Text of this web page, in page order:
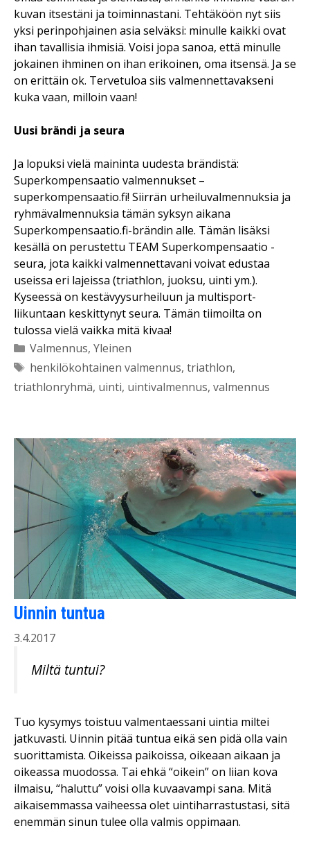
kuvan itsestäni ja toiminnastani. Tehtäköön nyt siis
yksi perinpohjainen asia selväksi: minulle kaikki ovat
ihan tavallisia ihmisiä. Voisi jopa sanoa, että minulle
jokainen ihminen on ihan erikoinen, oma itsensä. Ja se
on erittäin ok. Tervetuloa siis valmennettavakseni
kuka vaan, milloin vaan!
Uusi brändi ja seura
Ja lopuksi vielä maininta uudesta brändistä:
Superkompensaatio valmennukset –
superkompensaatio.fi! Siirrän urheiluvalmennuksia ja
ryhmävalmennuksia tämän syksyn aikana
Superkompensaatio.fi-brändin alle. Tämän lisäksi
kesällä on perustettu TEAM Superkompensaatio -
seura, jota kaikki valmennettavani voivat edustaa
useissa eri lajeissa (triathlon, juoksu, uinti ym.).
Kyseessä on kestävyysurheiluun ja multisport-
liikuntaan keskittynyt seura. Tämän tiimoilta on
tulossa vielä vaikka mitä kivaa!
Kategoriat
Valmennus, Yleinen
Avainsanat
henkilökohtainen valmennus, triathlon,
triathlonryhmä, uinti, uintivalmennus, valmennus
Uinnin tuntua
3.4.2017
Miltä tuntui?
Tuo kysymys toistuu valmentaessani uintia miltei
jatkuvasti. Uinnin pitää tuntua eikä sen pidä olla vain
suorittamista. Oikeissa paikoissa, oikeaan aikaan ja
oikeassa muodossa. Tai ehkä “oikein” on liian kova
ilmaisu, “haluttu” voisi olla kuvaavampi sana. Mitä
aikaisemmassa vaiheessa olet uintiharrastustasi, sitä
enemmän sinun tulee olla valmis oppimaan.